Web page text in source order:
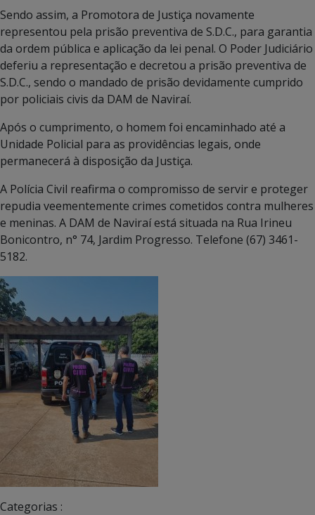
Sendo assim, a Promotora de Justiça novamente
representou pela prisão preventiva de S.D.C., para garantia
da ordem pública e aplicação da lei penal. O Poder Judiciário
deferiu a representação e decretou a prisão preventiva de
S.D.C., sendo o mandado de prisão devidamente cumprido
por policiais civis da DAM de Naviraí.
Após o cumprimento, o homem foi encaminhado até a
Unidade Policial para as providências legais, onde
permanecerá à disposição da Justiça.
A Polícia Civil reafirma o compromisso de servir e proteger
repudia veementemente crimes cometidos contra mulheres
e meninas. A DAM de Naviraí está situada na Rua Irineu
Bonicontro, n° 74, Jardim Progresso. Telefone (67) 3461-
5182.
Categorias :